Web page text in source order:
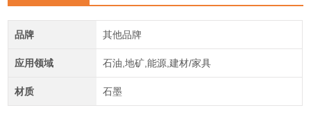
品牌 其他品牌
应用领域 石油,地矿,能源,建材/家具
材质 石墨